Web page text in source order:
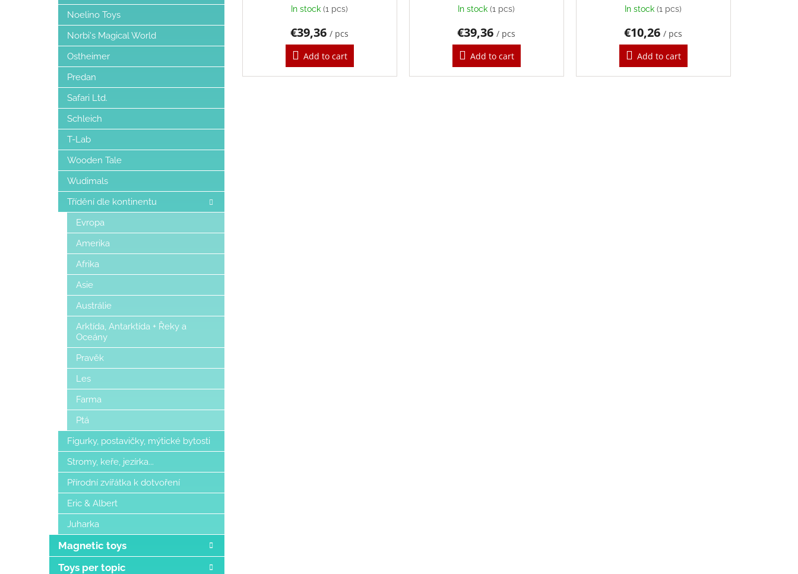
Noelino Toys
Norbi's Magical World
Ostheimer
Predan
Safari Ltd.
Schleich
T-Lab
Wooden Tale
Wudimals
Třídění dle kontinentu
Evropa
Amerika
Afrika
Asie
Austrálie
Arktída, Antarktída + Řeky a
Oceány
Pravěk
Les
Farma
Ptá
Figurky, postavičky, mýtické bytosti
Stromy, keře, jezírka...
Přírodní zvířátka k dotvoření
Eric & Albert
Juharka
Magnetic toys
Toys per topic
In stock(1 pcs)
€39,36/ pcs
Add to cart
In stock(1 pcs)
€39,36/ pcs
Add to cart
In stock(1 pcs)
€10,26/ pcs
Add to cart